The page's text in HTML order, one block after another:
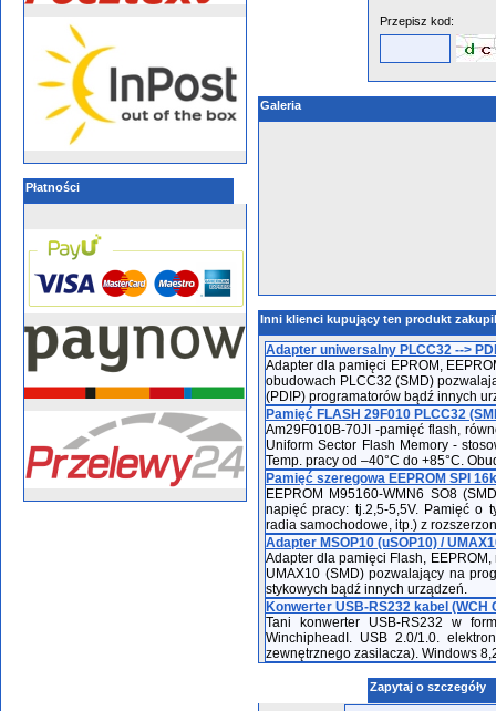
Płatności
Przepisz kod:
Galeria
Inni klienci kupujący ten produkt
Adapter uniwersalny PLCC32 -->
Adapter dla pamięci EPROM,
obudowach PLCC32 (SMD)
(PDIP) programatorów bądź innych
Pamięć FLASH 29F010 PLCC32
Am29F010B-70JI -pamięć flash,
Uniform Sector Flash Memory -
Temp. pracy od –40°C do +85°C.
Pamięć szeregowa EEPROM SPI
EEPROM M95160-WMN6 SO8
napięć pracy: tj.2,5-5,5V. Pamięć o
radia samochodowe, itp.) z
Adapter MSOP10 (uSOP10) /
Adapter dla pamięci Flash,
UMAX10 (SMD) pozwalający na
stykowych bądź innych urządzeń.
Konwerter USB-RS232 kabel (WCH
Tani konwerter USB-RS232 w
WinchipheadI. USB 2.0/1.0.
zewnętrznego zasilacza). Windows
Zapytaj o szczegóły